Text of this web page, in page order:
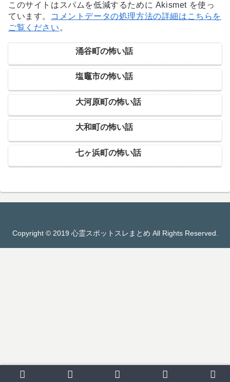
このサイトはスパムを低減するために Akismet を使っ
ています。
コメントデータの処理方法の詳細はこちらを
ご覧ください。
涌谷町の怖い話
塩竈市の怖い話
大河原町の怖い話
大和町の怖い話
七ヶ浜町の怖い話
Copyright © 2019 心霊スポットスレまとめ All Rights Reserved.